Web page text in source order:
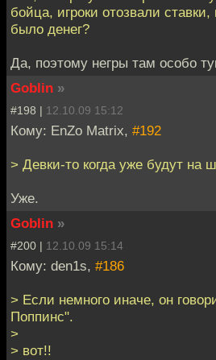
бойца, игроки отозвали
было денег?
Да, поэтому негры там особо
Goblin »
#198 | 12.10.09 15:12
Кому: EnZo Matrix, #192
> Девки-то когда уже будут на
Уже.
Goblin »
#200 | 12.10.09 15:14
Кому: den1s, #186
> Если немного иначе, он
Поппинс".
>
> вот!!